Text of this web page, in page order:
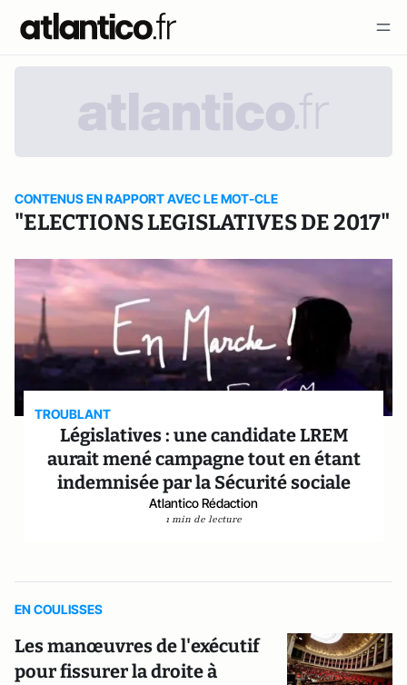
CONTENUS EN RAPPORT AVEC LE MOT-CLE
"ELECTIONS LEGISLATIVES DE 2017"
TROUBLANT
Législatives : une candidate LREM
aurait mené campagne tout en étant
indemnisée par la Sécurité sociale
Atlantico Rédaction
1 min de lecture
EN COULISSES
Les manœuvres de l'exécutif
pour fissurer la droite à